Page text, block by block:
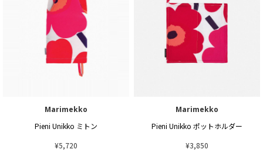
Marimekko
Pieni Unikko ミトン
¥5,720
Marimekko
Pieni Unikko ポットホルダー
¥3,850